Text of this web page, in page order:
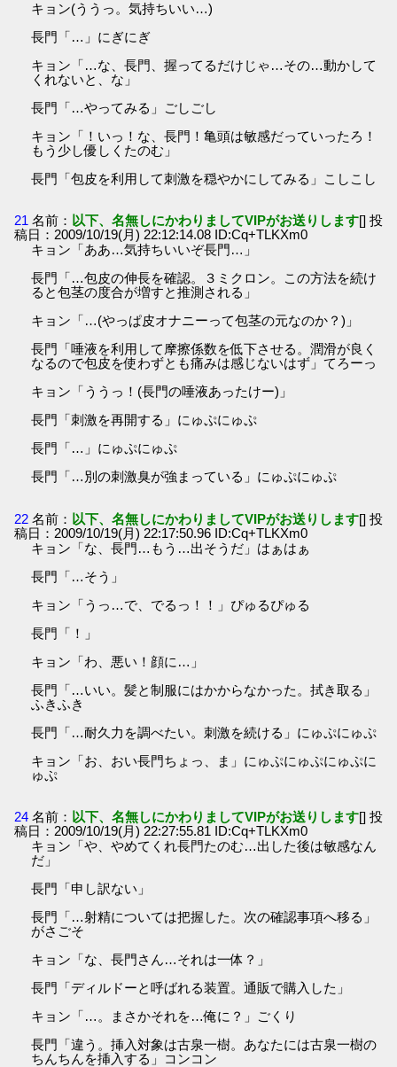
キョン(ううっ。気持ちいい…)
長門「…」にぎにぎ
キョン「…な、長門、握ってるだけじゃ…その…動かして
くれないと、な」
長門「…やってみる」ごしごし
キョン「！いっ！な、長門！亀頭は敏感だっていったろ！
もう少し優しくたのむ」
長門「包皮を利用して刺激を穏やかにしてみる」こしこし
21 名前： 以下、名無しにかわりましてVIPがお送りします[] 投
稿日：2009/10/19(月) 22:12:14.08 ID:Cq+TLKXm0
キョン「ああ…気持ちいいぞ長門…」
長門「…包皮の伸長を確認。３ミクロン。この方法を続け
ると包茎の度合が増すと推測される」
キョン「…(やっぱ皮オナニーって包茎の元なのか？)」
長門「唾液を利用して摩擦係数を低下させる。潤滑が良く
なるので包皮を使わずとも痛みは感じないはず」てろーっ
キョン「ううっ！(長門の唾液あったけー)」
長門「刺激を再開する」にゅぷにゅぷ
長門「…」にゅぷにゅぷ
長門「…別の刺激臭が強まっている」にゅぷにゅぷ
22 名前： 以下、名無しにかわりましてVIPがお送りします[] 投
稿日：2009/10/19(月) 22:17:50.96 ID:Cq+TLKXm0
キョン「な、長門…もう…出そうだ」はぁはぁ
長門「…そう」
キョン「うっ…で、でるっ！！」ぴゅるぴゅる
長門「！」
キョン「わ、悪い！顔に…」
長門「…いい。髪と制服にはかからなかった。拭き取る」
ふきふき
長門「…耐久力を調べたい。刺激を続ける」にゅぷにゅぷ
キョン「お、おい長門ちょっ、ま」にゅぷにゅぷにゅぷに
ゅぷ
24 名前： 以下、名無しにかわりましてVIPがお送りします[] 投
稿日：2009/10/19(月) 22:27:55.81 ID:Cq+TLKXm0
キョン「や、やめてくれ長門たのむ…出した後は敏感なん
だ」
長門「申し訳ない」
長門「…射精については把握した。次の確認事項へ移る」
がさごそ
キョン「な、長門さん…それは一体？」
長門「ディルドーと呼ばれる装置。通販で購入した」
キョン「…。まさかそれを…俺に？」ごくり
長門「違う。挿入対象は古泉一樹。あなたには古泉一樹の
ちんちんを挿入する」コンコン